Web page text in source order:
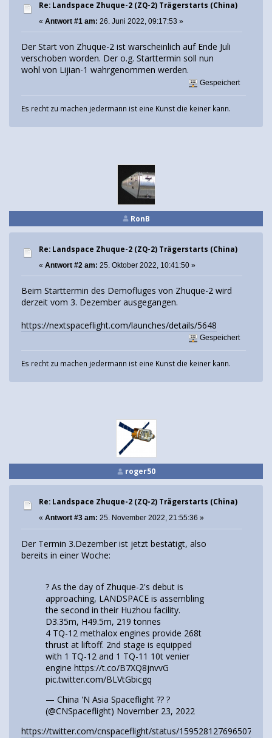
Re: Landspace Zhuque-2 (ZQ-2) Trägerstarts (China)
« Antwort #1 am: 26. Juni 2022, 09:17:53 »
Der Start von Zhuque-2 ist warscheinlich auf Ende Juli
verschoben worden. Der o.g. Starttermin soll nun
wohl von Lijian-1 wahrgenommen werden.
Gespeichert
Es recht zu machen jedermann ist eine Kunst die keiner kann.
RonB
Re: Landspace Zhuque-2 (ZQ-2) Trägerstarts (China)
« Antwort #2 am: 25. Oktober 2022, 10:41:50 »
Beim Starttermin des Demofluges von Zhuque-2 wird
derzeit vom 3. Dezember ausgegangen.
https://nextspaceflight.com/launches/details/5648
Gespeichert
Es recht zu machen jedermann ist eine Kunst die keiner kann.
roger50
Re: Landspace Zhuque-2 (ZQ-2) Trägerstarts (China)
« Antwort #3 am: 25. November 2022, 21:55:36 »
Der Termin 3.Dezember ist jetzt bestätigt, also
bereits in einer Woche:
? As the day of Zhuque-2's debut is
approaching, LANDSPACE is assembling
the second in their Huzhou facility.
D3.35m, H49.5m, 219 tonnes
4 TQ-12 methalox engines provide 268t
thrust at liftoff. 2nd stage is equipped
with 1 TQ-12 and 1 TQ-11 10t venier
engine https://t.co/B7XQ8jnvvG
pic.twitter.com/BLVtGbicgq
— China 'N Asia Spaceflight ?? ?️
(@CNSpaceflight) November 23, 2022
https://twitter.com/cnspaceflight/status/1595281276965072896